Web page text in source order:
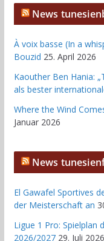
News
À voix basse (In a
Bouzid 25. April 2026
Kaouther Ben Hania:
als bester
Where the Wind
Januar 2026
News
El Gawafel Sportives
der Meisterschaft an
Ligue 1 Pro: Spielplan
2026/2027 29. Juli 2026